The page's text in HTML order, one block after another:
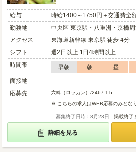
給与
時給1400～1750円＋交通費全
勤務地
中央区 東京駅・八重洲・京橋周
アクセス
東海道新幹線 東京駅 徒歩 4分
シフト
週2日以上 1日4時間以上
時間帯
早朝 朝 昼
面接地
応募先
六幹（ロッカン）/2467-1-h
※ こちらの求人はWEB応募のみとな
募集終了日時：8月23日 掲載終了
詳細を見る